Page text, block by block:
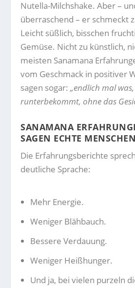
Nutella-Milchshake. Aber –
überraschend – er schmeckt
Leicht süßlich, bisschen
Gemüse. Nicht zu künstlich,
meisten Sanamana
vom Geschmack in positiver
sagen sogar:„endlich mal
runterbekommt, ohne das
SANAMANA
SAGEN ECHTE
Die Erfahrungsberichte
deutliche Sprache:
Mehr Energie.
Weniger Blähbauch.
Bessere Verdauung.
Weniger Heißhunger.
Und ja, bei vielen purzeln